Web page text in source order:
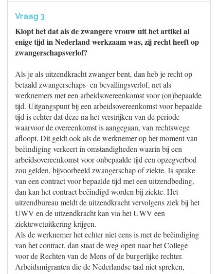
Vraag 3
Klopt het dat als de zwangere vrouw uit het artikel al
enige tijd in Nederland werkzaam was, zij recht heeft op
zwangerschapsverlof?
Als je als uitzendkracht zwanger bent, dan heb je recht op
betaald zwangerschaps- en bevallingsverlof, net als
werknemers met een arbeidsovereenkomst voor (on)bepaalde
tijd. Uitgangspunt bij een arbeidsovereenkomst voor bepaalde
tijd is echter dat deze na het verstrijken van de periode
waarvoor de overeenkomst is aangegaan, van rechtswege
afloopt. Dit geldt ook als de werknemer op het moment van
beëindiging verkeert in omstandigheden waarin bij een
arbeidsovereenkomst voor onbepaalde tijd een opzegverbod
zou gelden, bijvoorbeeld zwangerschap of ziekte. Is sprake
van een contract voor bepaalde tijd met een uitzendbeding,
dan kan het contract beëindigd worden bij ziekte. Het
uitzendbureau meldt de uitzendkracht vervolgens ziek bij het
UWV en de uitzendkracht kan via het UWV een
ziektewetuitkering krijgen.
Als de werknemer het echter niet eens is met de beëindiging
van het contract, dan staat de weg open naar het College
voor de Rechten van de Mens of de burgerlijke rechter.
Arbeidsmigranten die de Nederlandse taal niet spreken,